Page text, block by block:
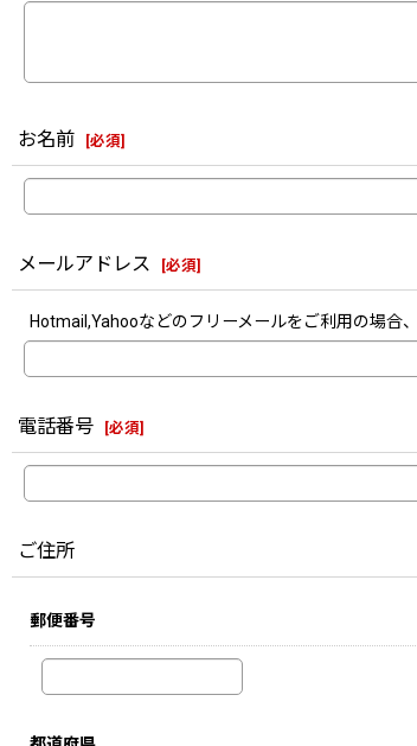
お名前 [必須]
メールアドレス [必須]
Hotmail,Yahooなどのフリーメールをご利用の場合
電話番号 [必須]
ご住所
郵便番号